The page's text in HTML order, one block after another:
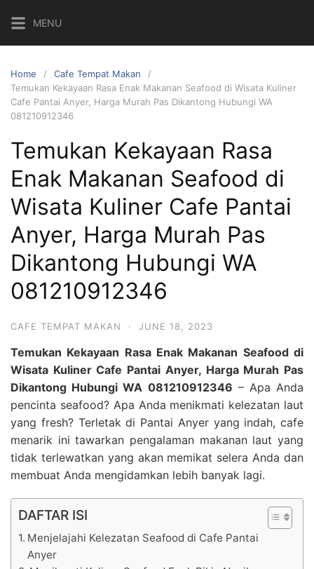
content
MENU
Home
Cafe Tempat Makan
Temukan Kekayaan Rasa Enak Makanan Seafood di Wisata Kuliner
Cafe Pantai Anyer, Harga Murah Pas Dikantong Hubungi WA
081210912346
Temukan Kekayaan Rasa
Enak Makanan Seafood di
Wisata Kuliner Cafe Pantai
Anyer, Harga Murah Pas
Dikantong Hubungi WA
081210912346
CAFE TEMPAT MAKAN · JUNE 18, 2023
Temukan Kekayaan Rasa Enak Makanan Seafood di
Wisata Kuliner Cafe Pantai Anyer, Harga Murah Pas
Dikantong Hubungi WA 081210912346 – Apa Anda
pencinta seafood? Apa Anda menikmati kelezatan laut
yang fresh? Terletak di Pantai Anyer yang indah, cafe
menarik ini tawarkan pengalaman makanan laut yang
tidak terlewatkan yang akan memikat selera Anda dan
membuat Anda mengidamkan lebih banyak lagi.
DAFTAR ISI
Menjelajahi Kelezatan Seafood di Cafe Pantai
Anyer